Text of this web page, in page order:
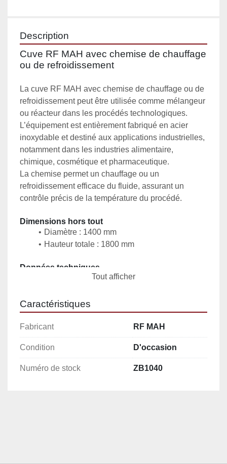
Description
Cuve RF MAH avec chemise de chauffage
ou de refroidissement
La cuve RF MAH avec chemise de chauffage ou de
refroidissement peut être utilisée comme mélangeur
ou réacteur dans les procédés technologiques.
L’équipement est entièrement fabriqué en acier
inoxydable et destiné aux applications industrielles,
notamment dans les industries alimentaire,
chimique, cosmétique et pharmaceutique.
La chemise permet un chauffage ou un
refroidissement efficace du fluide, assurant un
contrôle précis de la température du procédé.
Dimensions hors tout
Diamètre : 1400 mm
Hauteur totale : 1800 mm
Données techniques
Fabricant : RF MAH, Wołów, Pologne
Profondeur de la cuve : 1100 mm
Capacité : env. 1700 l
Fond : conique
Vidange inférieure : centrale, Ø 100 mm
Trappe de visite : Ø 410 mm
Raccords : 9 raccords de différentes tailles,
Tout afficher
Caractéristiques
Fabricant RF MAH
Condition D'occasion
Numéro de stock ZB1040